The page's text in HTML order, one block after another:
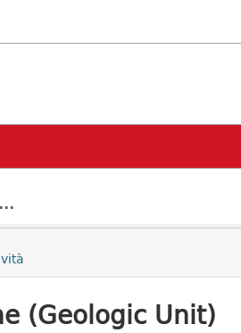
(Geologic Unit)